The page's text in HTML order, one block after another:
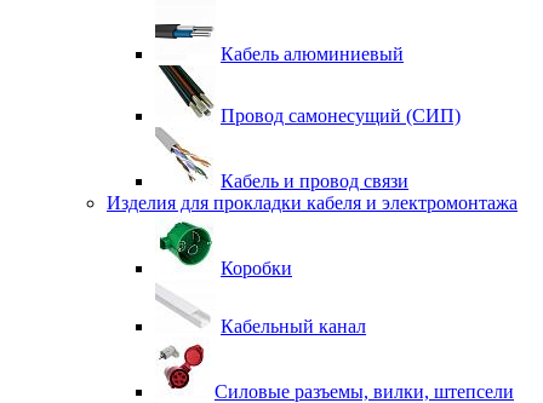
Кабель алюминиевый
Провод самонесущий (СИП)
Кабель и провод связи
Изделия для прокладки кабеля и электромонтажа
Коробки
Кабельный канал
Силовые разъемы, вилки, штепсели